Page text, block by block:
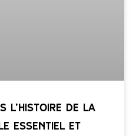
l’histoire de la
essentiel et